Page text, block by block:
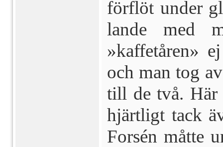
förflöt under
lande med
»kaffetåren»
och man tog
till de två. Här
hjärtligt tack
Forsén måtte